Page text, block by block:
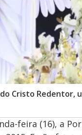
Cristo Redentor,
feira (16), a